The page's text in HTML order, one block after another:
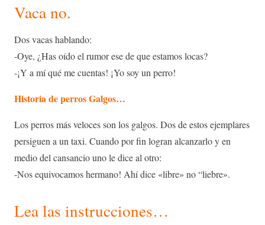
Vaca no.
Dos vacas hablando:
-Oye, ¿Has oído el rumor ese de que estamos locas?
-¡Y a mí qué me cuentas! ¡Yo soy un perro!
Historia de perros Galgos…
Los perros más veloces son los galgos. Dos de estos ejemplares
persiguen a un taxi. Cuando por fin logran alcanzarlo y en
medio del cansancio uno le dice al otro:
-Nos equivocamos hermano! Ahí dice «libre» no “liebre».
Lea las instrucciones…